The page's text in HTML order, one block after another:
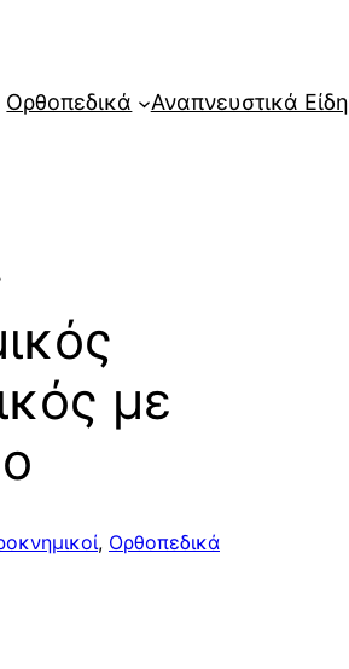
Ορθοπεδικά Αναπνευστικά Είδη
με
, Ορθοπεδικά